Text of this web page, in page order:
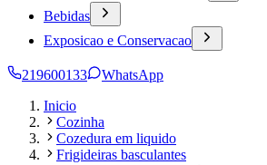
Bebidas
Exposicao e Conservacao
219600133
WhatsApp
Inicio
Cozinha
Cozedura em liquido
Frigideiras basculantes